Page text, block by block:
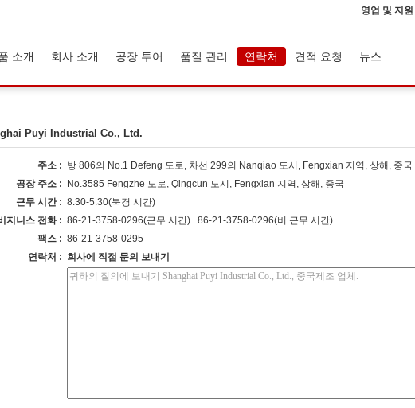
영업 및 지원
소개 회사 소개 공장 투어 품질 관리 연락처 견적 요청 뉴스
Puyi Industrial Co., Ltd.
주소 : 방 806의 No.1 Defeng 도로, 차선 299의 Nanqiao 도시, Fengxian 지역, 상해, 중국
공장 주소 :
No.3585 Fengzhe 도로, Qingcun 도시, Fengxian 지역, 상해, 중국
근무 시간 : 8:30-5:30(북경 시간)
지니스 전화 : 86-21-3758-0296(근무 시간) 86-21-3758-0296(비 근무 시간)
팩스 : 86-21-3758-0295
연락처 : 회사에 직접 문의 보내기